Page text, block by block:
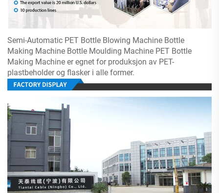
Semi-Automatic PET Bottle Blowing Machine Bottle
Making Machine Bottle Moulding Machine PET Bottle
Making Machine er egnet for produksjon av PET-
plastbeholder og flasker i alle former.